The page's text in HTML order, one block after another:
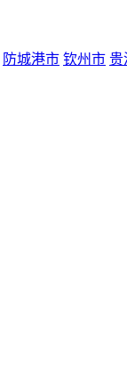
防城港市 钦州市 贵